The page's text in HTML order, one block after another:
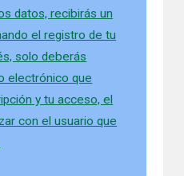
datos, recibirás un
el registro de tu
solo deberás
electrónico que
y tu acceso, el
con el usuario que